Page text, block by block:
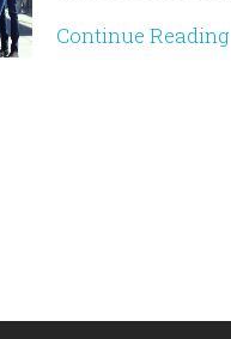
Continue Reading